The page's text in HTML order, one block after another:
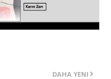
DAHA YENI